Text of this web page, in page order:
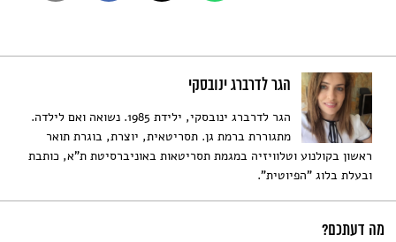
הגר לדרברג ינובסקי
הגר לדרברג ינובסקי, ילידת 1985. נשואה ואם לילדה.
מתגוררת ברמת גן. תסריטאית, יוצרת, בוגרת תואר
ראשון בקולנוע וטלוויזיה במגמת תסריטאות באוניברסיטת ת"א, כותבת
ובעלת בלוג "הפיוטית".
מה דעתכם?